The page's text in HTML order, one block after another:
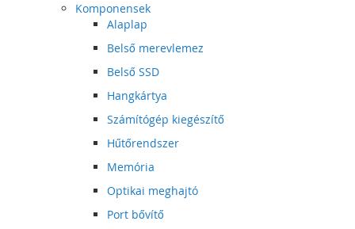
Komponensek
Alaplap
Belső merevlemez
Belső SSD
Hangkártya
Számítógép kiegészítő
Hűtőrendszer
Memória
Optikai meghajtó
Port bővítő